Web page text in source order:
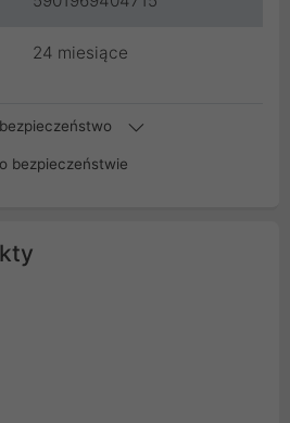
24 miesiące
bezpieczeństwie